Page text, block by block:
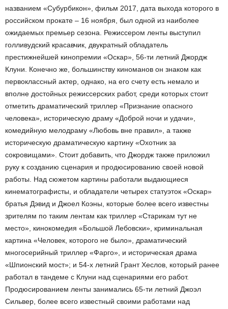
названием «Субурбикон», фильм 2017, дата выхода которого в
российском прокате – 16 ноября, был одной из наиболее
ожидаемых премьер сезона. Режиссером ленты выступил
голливудский красавчик, двукратный обладатель
престижнейшей кинопремии «Оскар», 56-ти летний Джордж
Клуни. Конечно же, большинству киноманов он знаком как
первоклассный актер, однако, на его счету есть немало и
вполне достойных режиссерских работ, среди которых стоит
отметить драматический триллер «Признание опасного
человека», историческую драму «Доброй ночи и удачи»,
комедийную мелодраму «Любовь вне правил», а также
историческую драматическую картину «Охотник за
сокровищами». Стоит добавить, что Джордж также приложил
руку к созданию сценария и продюсированию своей новой
работы. Над сюжетом картины работали выдающиеся
кинематографисты, и обладатели четырех статуэток «Оскар»
братья Дэвид и Джоел Коэны, которые более всего известны
зрителям по таким лентам как триллер «Старикам тут не
место», кинокомедия «Большой Лебовски», криминальная
картина «Человек, которого не было», драматический
многосерийный триллер «Фарго», и историческая драма
«Шпионский мост»; и 54-х летний Грант Хеслов, который ранее
работал в тандеме с Клуни над сценариями его работ.
Продюсированием ленты занимались 65-ти летний Джоэл
Сильвер, более всего известный своими работами над